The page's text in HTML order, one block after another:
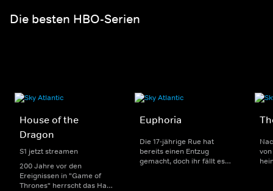
Die besten HBO-Serien
House of the
Dragon
S1 jetzt streamen
200 Jahre vor den
Ereignissen in "Game of
Thrones" herrscht das Haus
Euphoria
Die 17-jährige Rue hat
bereits einen Entzug
gemacht, doch ihr fällt es